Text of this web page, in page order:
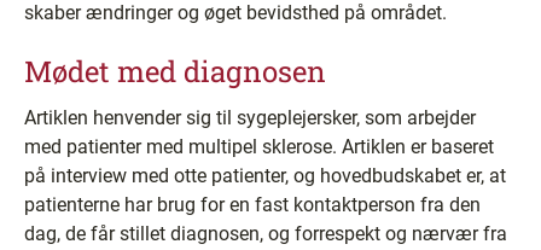
skaber ændringer og øget bevidsthed på området.
Mødet med diagnosen
Artiklen henvender sig til sygeplejersker, som arbejder
med patienter med multipel sklerose. Artiklen er baseret
på interview med otte patienter, og hovedbudskabet er, at
patienterne har brug for en fast kontaktperson fra den
dag, de får stillet diagnosen, og forrespekt og nærvær fra